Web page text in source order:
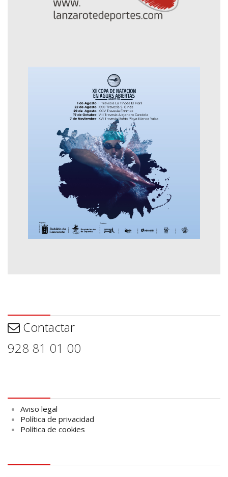
Contactar
928 81 01 00
Aviso legal
Política de privacidad
Política de cookies